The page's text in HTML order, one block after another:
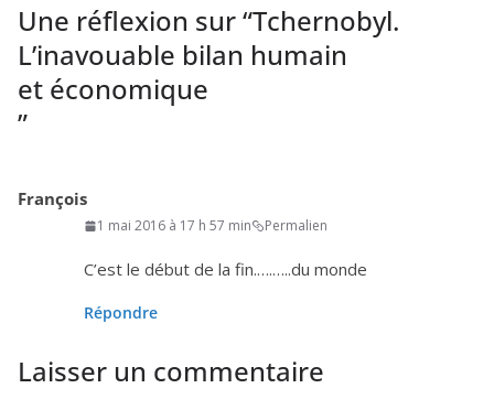
Une réflexion sur “Tchernobyl.
L’inavouable bilan humain
et économique
”
François
1 mai 2016 à 17 h 57 min Permalien
C’est le début de la fin.….…..du monde
Répondre
Laisser un commentaire